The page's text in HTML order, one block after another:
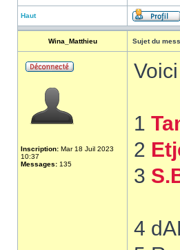
Haut
Wina_Matthieu Sujet du
Inscription: Mar 18 Juil 2023
10:37
Messages: 135
1
2
3
4